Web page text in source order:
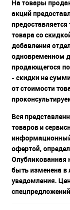
На товары
акций
товара со
добавления
одновременном
продающегося
- скидки не
от стоимости
Вся
товаров и
информационный
офертой,
быть изменена в
уведомления.